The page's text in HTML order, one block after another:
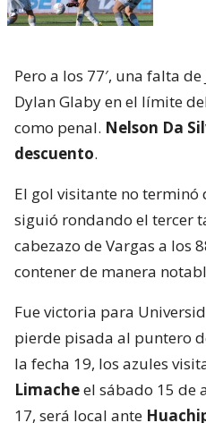
Pero a los 77′, una falta
Dylan Glaby en el límite
como penal. Nelson Da
descuento.
El gol visitante no terminó
siguió rondando el tercer
cabezazo de Vargas a los
contener de manera
Fue victoria para
pierde pisada al puntero
la fecha 19, los azules
Limacheel sábado 15 de
17, será local ante